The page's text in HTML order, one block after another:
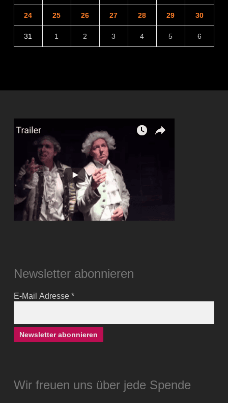
24 25 26 27 28 29 30
31 1 2 3 4 5 6
Newsletter abonnieren
E-Mail Adresse *
Wir freuen uns über jede Spende